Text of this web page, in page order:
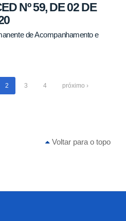
Nº 59, DE 02 DE
de Acompanhamento e
2 3 4 próximo ›
Voltar para o topo